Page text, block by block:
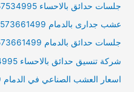
جلسات حدائق بالاحساء 0557534995 غرف زجاجية الاحساء
عشب جدارى بالدمام 0573661499
جلسات حدائق بالدمام 0573661499
شركة تنسيق حدائق بالاحساء 0557534995
اسعار العشب الصناعي في الدمام 0573661499